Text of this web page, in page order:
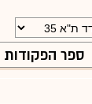
ספר הפקודות